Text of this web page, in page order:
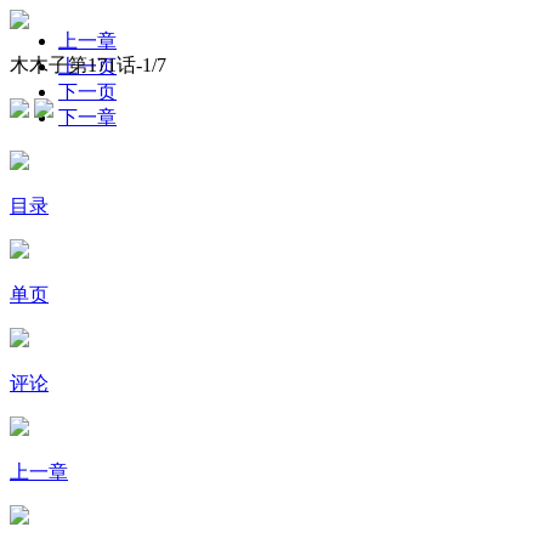
木木子第171话-1/7
上一章
上一页
下一页
下一章
目录
单页
评论
上一章